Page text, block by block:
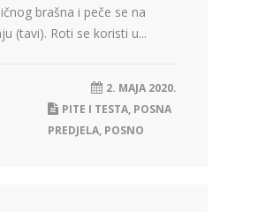
brašna i peče se na
(tavi). Roti se koristi u...
2. MAJA 2020.
PITE I TESTA, POSNA
PREDJELA, POSNO